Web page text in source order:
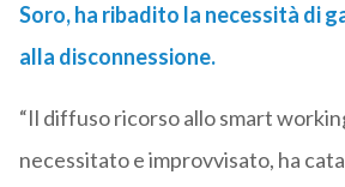
Soro, ha ribadito la necessità di
alla disconnessione.
“Il diffuso ricorso allo smart
necessitato e improvvisato, ha